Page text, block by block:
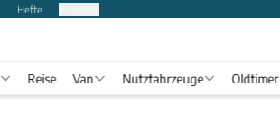
Hefte
Reise Van Nutzfahrzeuge Oldtimer